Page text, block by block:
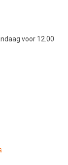
voor 12.00